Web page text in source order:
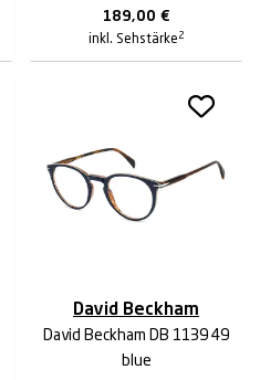
189,00 €
inkl. Sehstärke 2
David Beckham
David Beckham DB 1139 49
blue